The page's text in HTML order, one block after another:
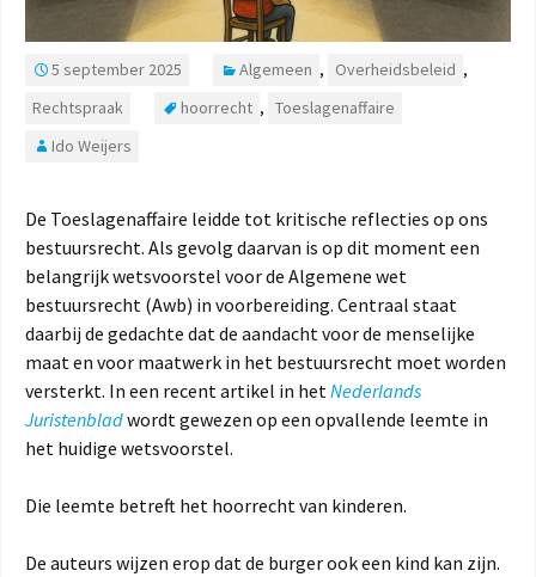
5 september 2025 Algemeen , Overheidsbeleid ,
Rechtspraak
hoorrecht , Toeslagenaffaire
Ido Weijers
De Toeslagenaffaire leidde tot kritische reflecties op ons
bestuursrecht. Als gevolg daarvan is op dit moment een
belangrijk wetsvoorstel voor de Algemene wet
bestuursrecht (Awb) in voorbereiding. Centraal staat
daarbij de gedachte dat de aandacht voor de menselijke
maat en voor maatwerk in het bestuursrecht moet worden
versterkt. In een recent artikel in hetNederlands
Juristenbladwordt gewezen op een opvallende leemte in
het huidige wetsvoorstel.
Die leemte betreft het hoorrecht van kinderen.
De auteurs wijzen erop dat de burger ook een kind kan zijn.